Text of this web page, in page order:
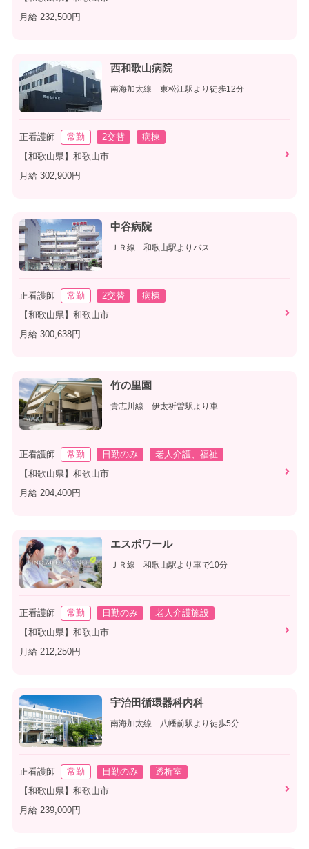
月給 232,500円
西和歌山病院
南海加太線 東松江駅より徒歩12分
正看護師 常勤 2交替
病棟
【和歌山県】和歌山市
月給 302,900円
中谷病院
ＪＲ線 和歌山駅よりバス
正看護師 常勤 2交替
病棟
【和歌山県】和歌山市
月給 300,638円
竹の里園
貴志川線 伊太祈曽駅より車
正看護師 常勤 日勤のみ
老人介護、福祉
【和歌山県】和歌山市
月給 204,400円
エスポワール
ＪＲ線 和歌山駅より車で10分
正看護師 常勤 日勤のみ
老人介護施設
【和歌山県】和歌山市
月給 212,250円
宇治田循環器科内科
南海加太線 八幡前駅より徒歩5分
正看護師 常勤 日勤のみ
透析室
【和歌山県】和歌山市
月給 239,000円